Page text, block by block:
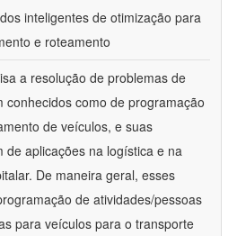
inteligentes de otimização para
e roteamento
a resolução de problemas de
conhecidos como de programação
de veículos, e suas
de aplicações na logística e na
De maneira geral, esses
de atividades/pessoas
para veículos para o transporte